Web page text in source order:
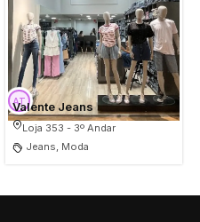
Valente Jeans
Loja 353 - 3º Andar
Jeans, Moda